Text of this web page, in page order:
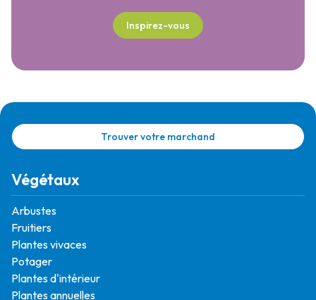
Inspirez-vous
Trouver votre marchand
Végétaux
Arbustes
Fruitiers
Plantes vivaces
Potager
Plantes d'intérieur
Plantes annuelles